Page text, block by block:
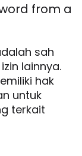
from a
sah
lainnya.
hak
untuk
terkait